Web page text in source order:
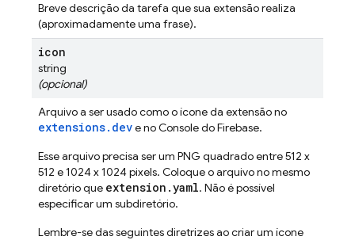
Breve descrição da tarefa que sua extensão realiza
(aproximadamente uma frase).
icon
string
(opcional)
Arquivo a ser usado como o ícone da extensão no
extensions.deve no Console doFirebase.
Esse arquivo precisa ser um PNG quadrado entre 512 x
512 e 1024 x 1024 pixels. Coloque o arquivo no mesmo
diretório que extension.yaml. Não é possível
especificar um subdiretório.
Lembre-se das seguintes diretrizes ao criar um ícone